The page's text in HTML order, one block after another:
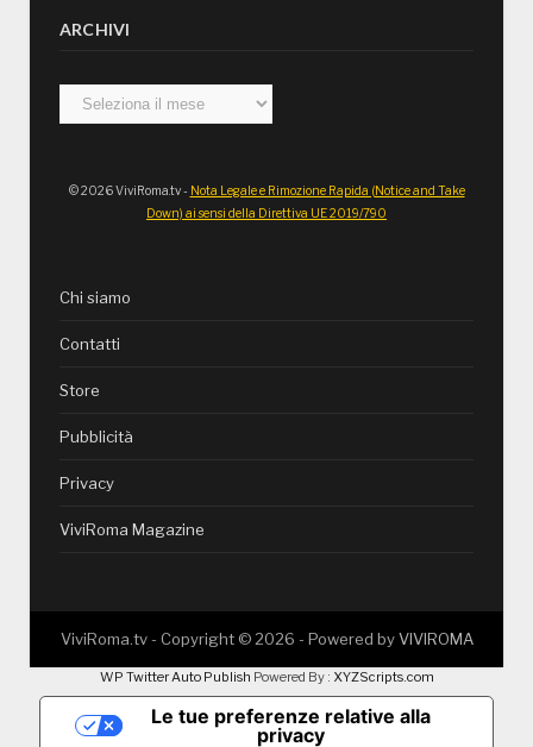
ARCHIVI
Archivi
© 2026 ViviRoma.tv - Nota Legale e Rimozione Rapida (Notice and Take
Down) ai sensi della Direttiva UE 2019/790
Chi siamo
Contatti
Store
Pubblicità
Privacy
ViviRoma Magazine
ViviRoma.tv - Copyright © 2026 - Powered byVIVIROMA
WP Twitter Auto Publish Powered By : XYZScripts.com
Le tue preferenze relative alla
privacy